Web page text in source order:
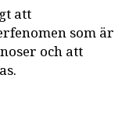
att
som är
och att